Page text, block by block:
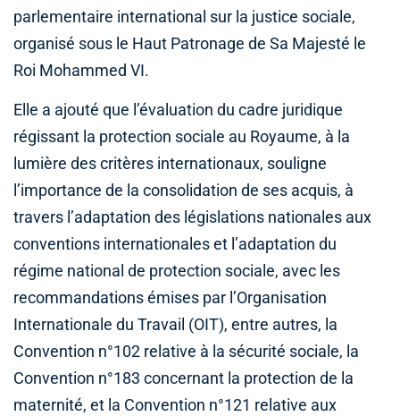
parlementaire international sur la justice sociale,
organisé sous le Haut Patronage de Sa Majesté le
Roi Mohammed VI.
Elle a ajouté que l’évaluation du cadre juridique
régissant la protection sociale au Royaume, à la
lumière des critères internationaux, souligne
l’importance de la consolidation de ses acquis, à
travers l’adaptation des législations nationales aux
conventions internationales et l’adaptation du
régime national de protection sociale, avec les
recommandations émises par l’Organisation
Internationale du Travail (OIT), entre autres, la
Convention n°102 relative à la sécurité sociale, la
Convention n°183 concernant la protection de la
maternité, et la Convention n°121 relative aux